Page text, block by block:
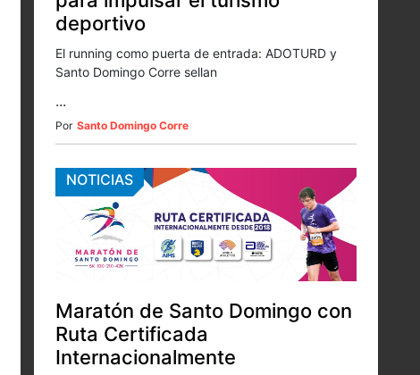
deportivo
El running como puerta de entrada: ADOTURD y
Santo Domingo Corre sellan
...
Por Santo Domingo Corre
NOTICIAS
Maratón de Santo Domingo con
Ruta Certificada
Internacionalmente